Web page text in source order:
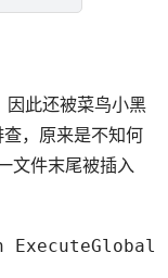
因此还被菜鸟小黑
，原来是不知何
文件末尾被插入